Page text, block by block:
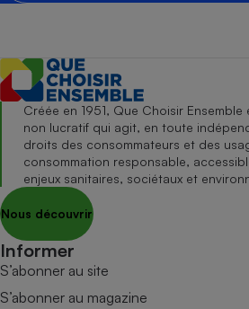
Créée en 1951, Que Choisir
non lucratif qui agit, en toute
droits des consommateurs et des
consommation responsable,
enjeux sanitaires, sociétaux et
Nous découvrir
Informer
S’abonner au site
S’abonner au magazine